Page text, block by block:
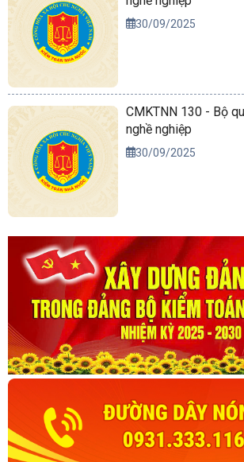
30/09/2025
CMKTNN 130 - Bộ
nghề nghiệp
30/09/2025